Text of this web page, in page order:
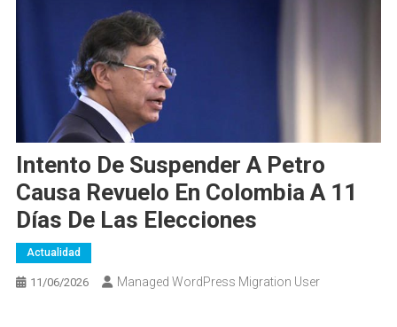
Intento De Suspender A Petro
Causa Revuelo En Colombia A 11
Días De Las Elecciones
Actualidad
11/06/2026 Managed WordPress Migration User